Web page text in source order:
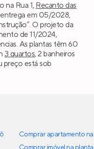
na Rua 1, Recanto das
em 05/2028,
O projeto da
de 11/2024,
As plantas têm 60
3 quartos, 2 banheiros
preço está sob
Comprar apartamento